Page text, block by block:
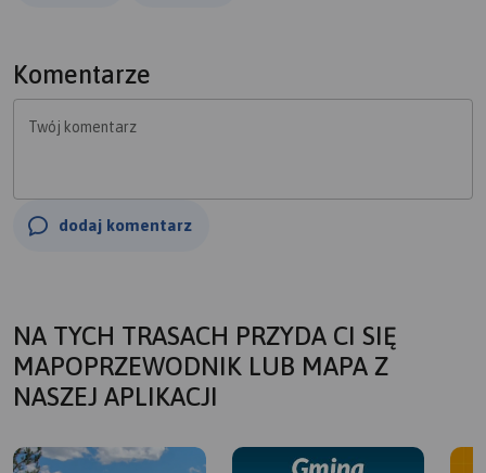
Komentarze
Twój komentarz
dodaj komentarz
NA TYCH TRASACH PRZYDA CI SIĘ
MAPOPRZEWODNIK LUB MAPA Z
NASZEJ APLIKACJI